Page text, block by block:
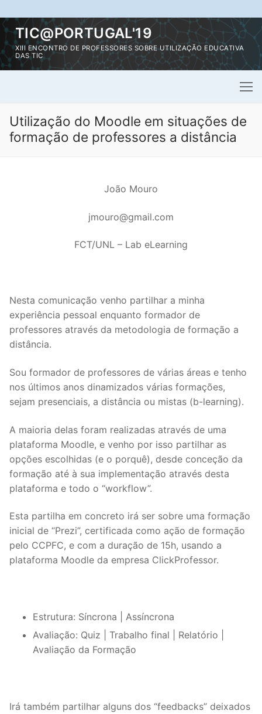
Saltar
para
conteúdo
TIC@PORTUGAL'19
XIII ENCONTRO DE PROFESSORES SOBRE UTILIZAÇÃO EDUCATIVA
DAS TIC
Utilização do Moodle em situações de
formação de professores a distância
João Mouro
jmouro@gmail.com
FCT/UNL – Lab eLearning
Nesta comunicação venho partilhar a minha
experiência pessoal enquanto formador de
professores através da metodologia de formação a
distância.
Sou formador de professores de várias áreas e tenho
nos últimos anos dinamizados várias formações,
sejam presenciais, a distância ou mistas (b-learning).
A maioria delas foram realizadas através de uma
plataforma Moodle, e venho por isso partilhar as
opções escolhidas (e o porquê), desde conceção da
formação até à sua implementação através desta
plataforma e todo o “workflow”.
Esta partilha em concreto irá ser sobre uma formação
inicial de “Prezi”, certificada como ação de formação
pelo CCPFC, e com a duração de 15h, usando a
plataforma Moodle da empresa ClickProfessor.
Estrutura: Síncrona | Assíncrona
Avaliação: Quiz | Trabalho final | Relatório |
Avaliação da Formação
Irá também partilhar alguns dos “feedbacks” deixados